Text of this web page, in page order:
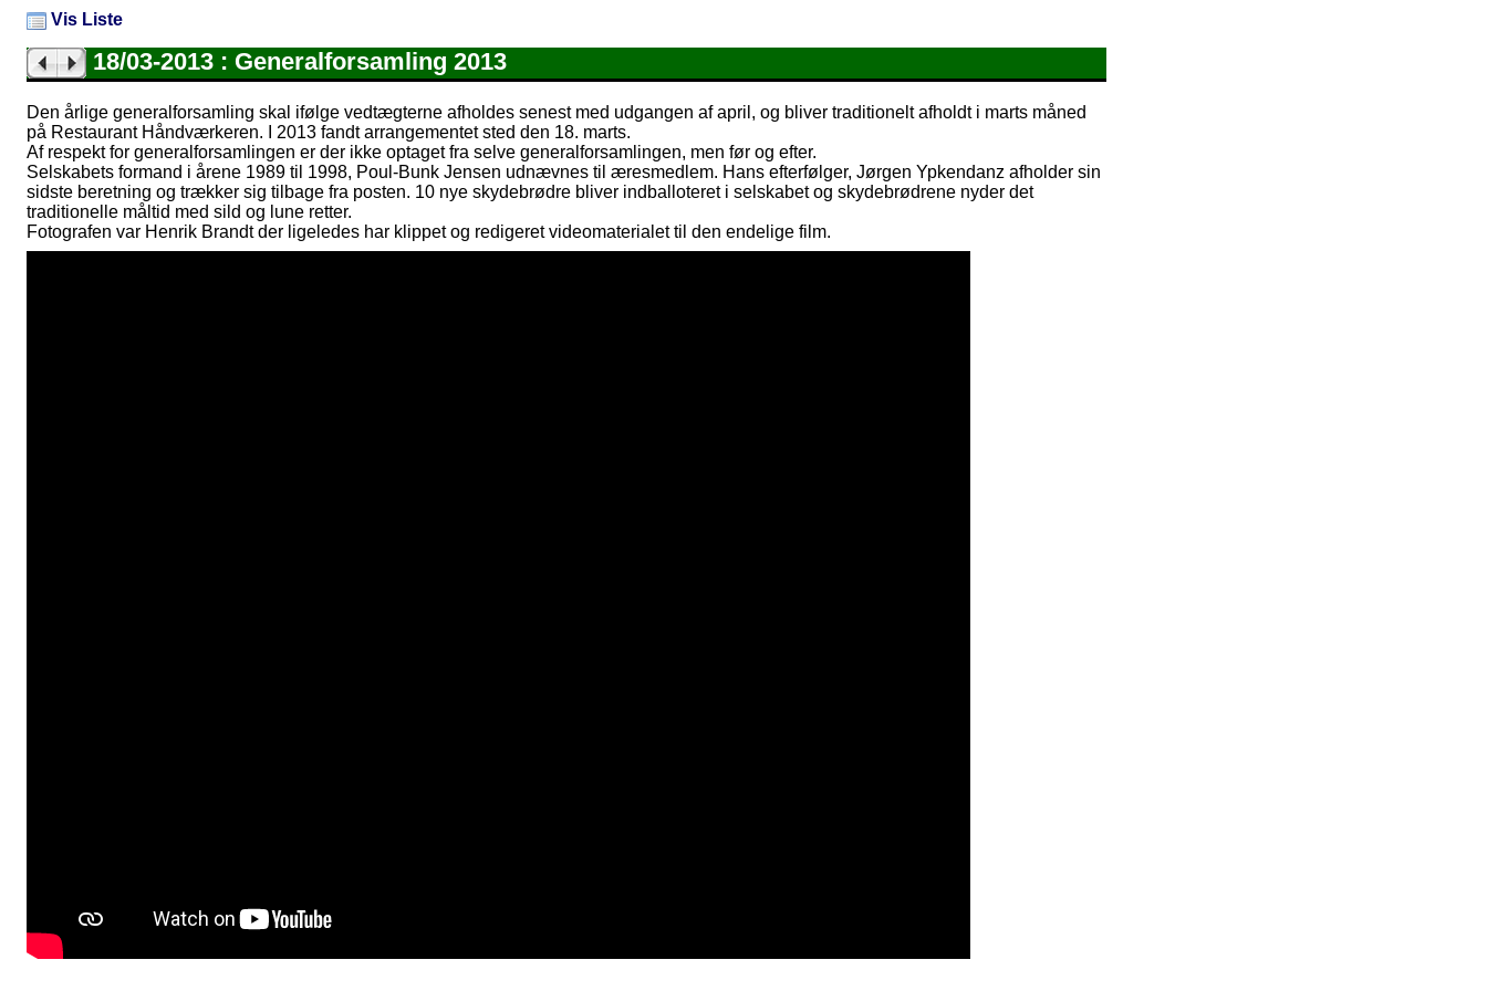
Vis Liste
18/03-2013 : Generalforsamling 2013
Den årlige generalforsamling skal ifølge vedtægterne afholdes senest med udgangen af april, og bliver traditionelt afholdt i marts måned
på Restaurant Håndværkeren. I 2013 fandt arrangementet sted den 18. marts.
Af respekt for generalforsamlingen er der ikke optaget fra selve generalforsamlingen, men før og efter.
Selskabets formand i årene 1989 til 1998, Poul-Bunk Jensen udnævnes til æresmedlem. Hans efterfølger, Jørgen Ypkendanz afholder sin
sidste beretning og trækker sig tilbage fra posten. 10 nye skydebrødre bliver indballoteret i selskabet og skydebrødrene nyder det
traditionelle måltid med sild og lune retter.
Fotografen var Henrik Brandt der ligeledes har klippet og redigeret videomaterialet til den endelige film.